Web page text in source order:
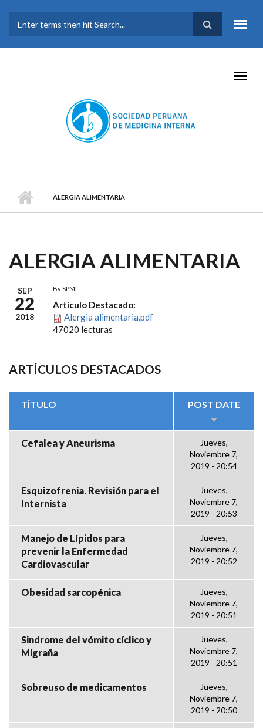
FORMULARIO DE
BÚSQUEDA
ALERGIA ALIMENTARIA
ALERGIA ALIMENTARIA
SEP
22
2018
BySPMI
Artículo Destacado:
Alergia alimentaria.pdf
47020 lecturas
ARTÍCULOS DESTACADOS
TÍTULO POST DATE
Cefalea y Aneurisma
Jueves,
Noviembre 7,
2019 - 20:54
Esquizofrenia. Revisión para el
Internista
Jueves,
Noviembre 7,
2019 - 20:53
Manejo de Lípidos para
prevenir la Enfermedad
Cardiovascular
Jueves,
Noviembre 7,
2019 - 20:52
Obesidad sarcopénica
Jueves,
Noviembre 7,
2019 - 20:51
Sindrome del vómito cíclico y
Migraña
Jueves,
Noviembre 7,
2019 - 20:51
Sobreuso de medicamentos
Jueves,
Noviembre 7,
2019 - 20:50